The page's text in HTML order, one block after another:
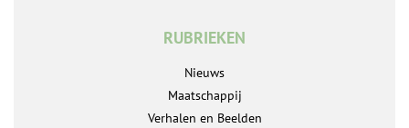
RUBRIEKEN
Nieuws
Maatschappij
Verhalen en Beelden